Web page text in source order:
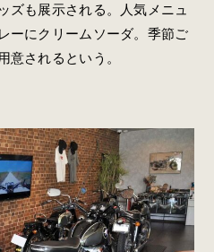
ズも展示される。人気メニュ
ーにクリームソーダ。季節ご
意されるという。